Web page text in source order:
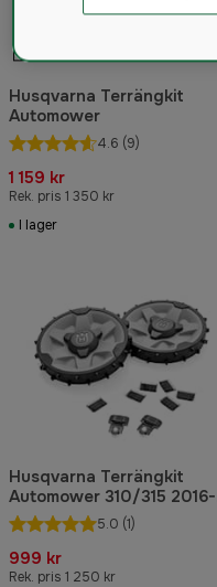
Husqvarna Terrängkit
Automower
4.6 (9)
1 159 kr
Rek. pris 1 350 kr
I lager
Husqvarna Terrängkit
Automower 310/315 2016-
2021
5.0 (1)
999 kr
Rek. pris 1 250 kr